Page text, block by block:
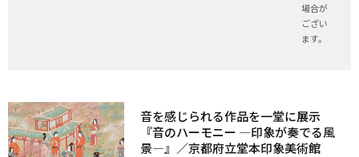
場合が
ござい
ます。
音を感じられる作品を一堂に展示
『音のハーモニー ―印象が奏でる風
景―』／京都府立堂本印象美術館